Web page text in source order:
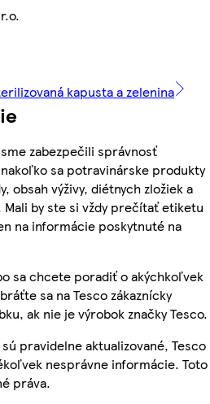
kapusta a zelenina
zabezpečili správnosť
sa potravinárske produkty
obsah výživy, diétnych zložiek a
by ste si vždy prečítať etiketu
na informácie poskytnuté na
sa chcete poradiť o akýchkoľvek
sa na Tesco zákaznícky
ak nie je výrobok značky Tesco.
pravidelne aktualizované, Tesco
nesprávne informácie. Toto
práva.